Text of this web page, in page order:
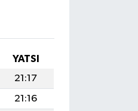
YATSI
21:17
21:16